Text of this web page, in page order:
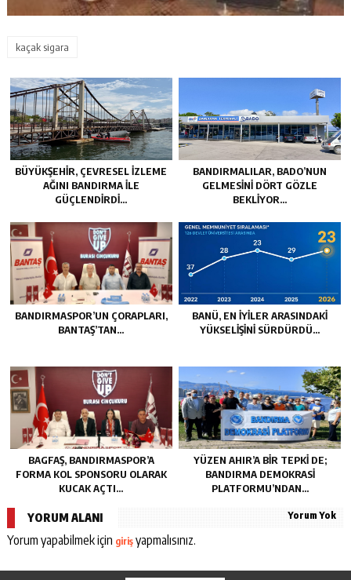
kaçak sigara
BÜYÜKŞEHİR, ÇEVRESEL İZLEME
AĞINI BANDIRMA İLE
GÜÇLENDİRDİ…
BANDIRMALILAR, BADO’NUN
GELMESİNİ DÖRT GÖZLE
BEKLİYOR…
BANDIRMASPOR’UN ÇORAPLARI,
BANTAŞ’TAN…
BANÜ, EN İYİLER ARASINDAKİ
YÜKSELİŞİNİ SÜRDÜRDÜ…
BAGFAŞ, BANDIRMASPOR’A
FORMA KOL SPONSORU OLARAK
KUCAK AÇTI…
YÜZEN AHIR’A BİR TEPKİ DE;
BANDIRMA DEMOKRASİ
PLATFORMU’NDAN…
YORUM ALANI Yorum Yok
Yorum yapabilmek için girişyapmalısınız.